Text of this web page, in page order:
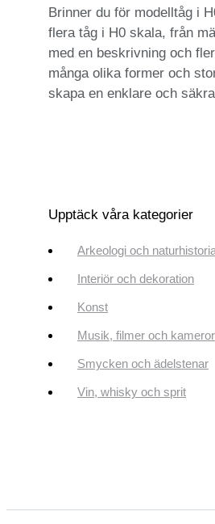
Brinner du för modelltåg i
flera tåg i H0 skala, från
med en beskrivning och
många olika former och
skapa en enklare och
Upptäck våra kategorier
Arkeologi och
Interiör och dekoration
Konst
Musik, filmer och kameror
Smycken och ädelstenar
Vin, whisky och sprit